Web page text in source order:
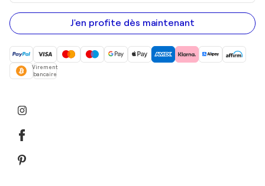
adresse
e-
mail
J'en profite dès maintenant
Virement
bancaire